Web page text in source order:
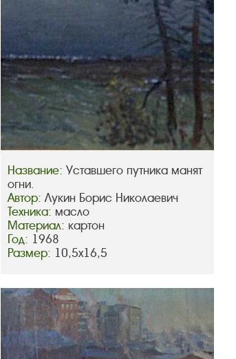
Название:Уставшего путника манят
огни.
Автор:Лукин Борис Николаевич
Техника: масло
Материал: картон
Год: 1968
Размер: 10,5х16,5